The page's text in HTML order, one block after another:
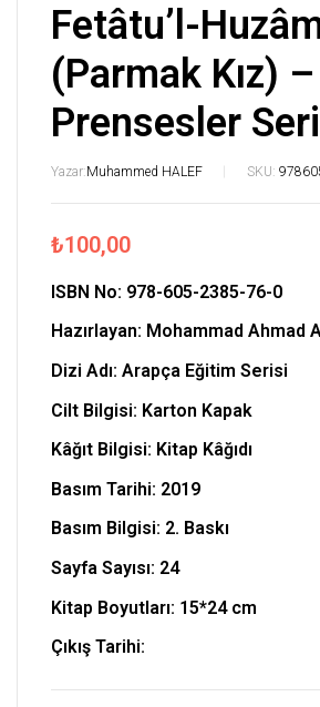
Fetâtu’l-
(Parmak Kız) –
Prensesler
Yazar:Muhammed HALEF SKU:
₺100,00
ISBN No: 978-605-2385-76-0
Hazırlayan: Mohammad Ahmad
Dizi Adı: Arapça Eğitim Serisi
Cilt Bilgisi: Karton Kapak
Kâğıt Bilgisi: Kitap Kâğıdı
Basım Tarihi: 2019
Basım Bilgisi: 2. Baskı
Sayfa Sayısı: 24
Kitap Boyutları: 15*24 cm
Çıkış Tarihi: